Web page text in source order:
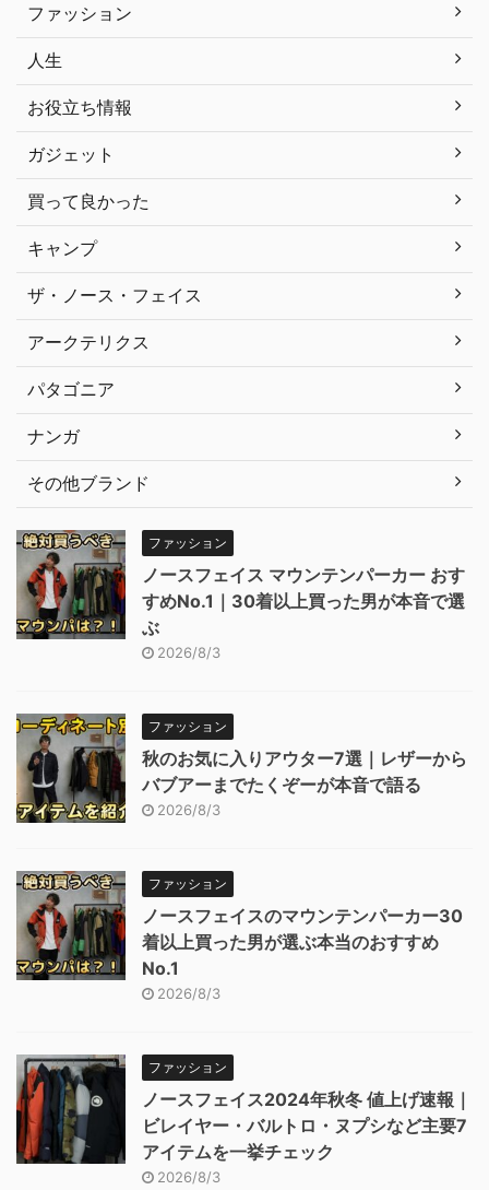
ファッション
人生
お役立ち情報
ガジェット
買って良かった
キャンプ
ザ・ノース・フェイス
アークテリクス
パタゴニア
ナンガ
その他ブランド
ファッション
ノースフェイス マウンテンパーカー おす
すめNo.1｜30着以上買った男が本音で選
ぶ
2026/8/3
ファッション
秋のお気に入りアウター7選｜レザーから
バブアーまでたくぞーが本音で語る
2026/8/3
ファッション
ノースフェイスのマウンテンパーカー30
着以上買った男が選ぶ本当のおすすめ
No.1
2026/8/3
ファッション
ノースフェイス2024年秋冬 値上げ速報｜
ビレイヤー・バルトロ・ヌプシなど主要7
アイテムを一挙チェック
2026/8/3